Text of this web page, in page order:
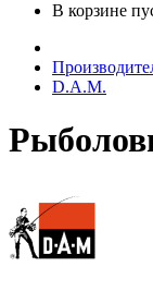
В корзине
D.A.M.